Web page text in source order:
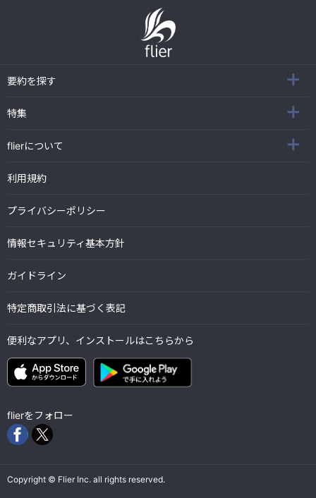
要約を探す
特集
flierについて
利用規約
プライバシーポリシー
情報セキュリティ基本方針
ガイドライン
特定商取引法に基づく表記
便利なアプリ、インストールはこちらから
flierをフォロー
Copyright © Flier Inc. all rights reserved.